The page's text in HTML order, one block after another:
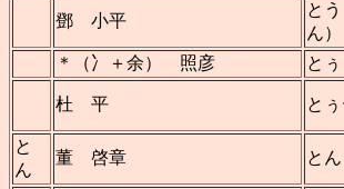
鄧 小平
と
ん）
＊（冫＋余） 照彦
と
杜 平 と
と
ん
董 啓章 と